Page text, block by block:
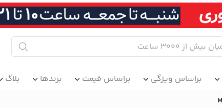
براساس ویژگی براساس قیمت برندها بلاگ